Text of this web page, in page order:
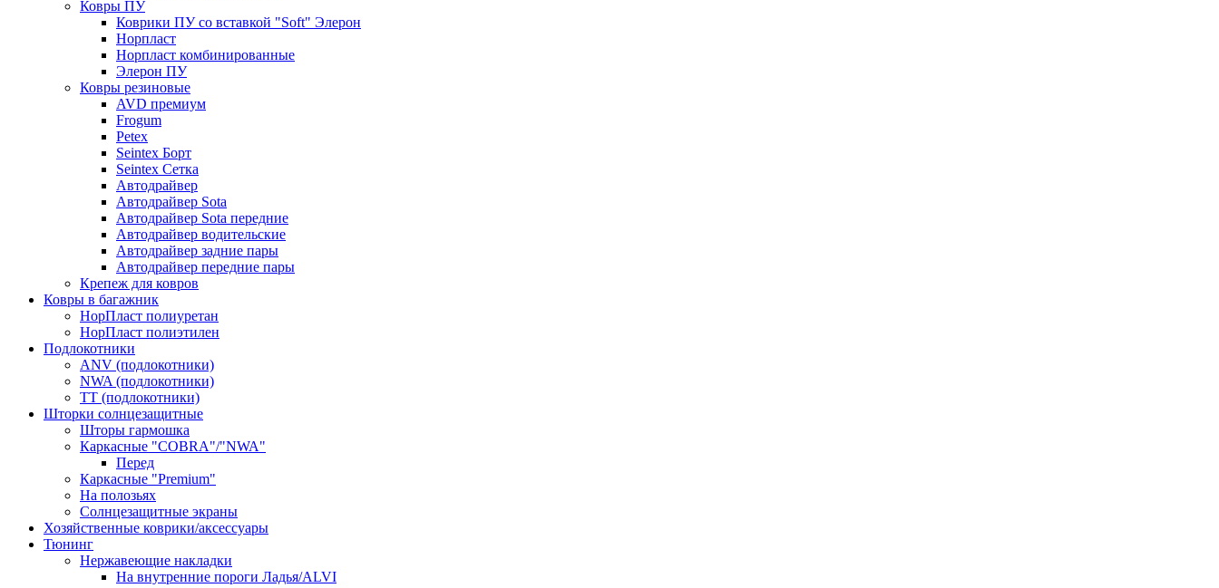
Ковры ПУ
Коврики ПУ со вставкой "Soft" Элерон
Норпласт
Норпласт комбинированные
Элерон ПУ
Ковры резиновые
AVD премиум
Frogum
Petex
Seintex Борт
Seintex Сетка
Автодрайвер
Автодрайвер Sota
Автодрайвер Sota передние
Автодрайвер водительские
Автодрайвер задние пары
Автодрайвер передние пары
Крепеж для ковров
Ковры в багажник
НорПласт полиуретан
НорПласт полиэтилен
Подлокотники
ANV (подлокотники)
NWA (подлокотники)
TT (подлокотники)
Шторки солнцезащитные
Шторы гармошка
Каркасные "COBRA"/"NWA"
Перед
Каркасные "Premium"
На полозьях
Солнцезащитные экраны
Хозяйственные коврики/аксессуары
Тюнинг
Нержавеющие накладки
На внутренние пороги Ладья/ALVI